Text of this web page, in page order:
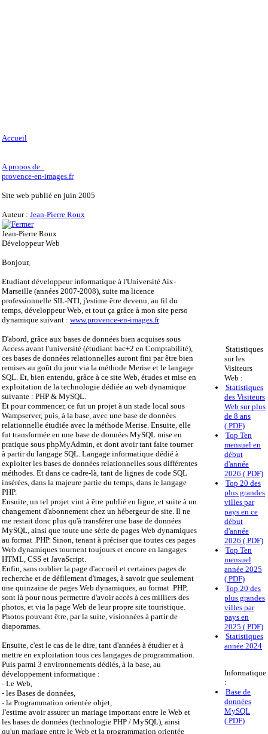
Accueil
A propos de :
provence-en-images.fr
Site web publié en juin 2005
Auteur : Jean-Pierre Roux
Jean-Pierre Roux
Développeur Web
Bonjour,
Etudiant développeur informatique à l'Université Aix-
Marseille (années 2007-2008), suite ma licence
professionnelle SIL-NTI, j'estime être devenu, au fil du
temps, développeur Web, et tout ça grâce à mon site perso
dynamique suivant : www.provence-en-images.fr
D'abord, grâce aux bases de données bien acquises sous
Access avant l'université (étudiant bac+2 en Comptabilité),
ces bases de données relationnelles auront fini par être bien
remises au goût du jour via la méthode Merise et le langage
SQL. Et, bien entendu, grâce à ce site Web, études et mise en
exploitation de la technologie dédiée au web dynamique
suivante : PHP & MySQL.
Et pour commencer, ce fut un projet à un stade local sous
Wampserver, puis, à la base, avec une base de données
relationnelle étudiée avec la méthode Merise. Ensuite, elle
fut transformée en une base de données MySQL mise en
pratique sous phpMyAdmin, et dont avoir tant faite tourner
à partir du langage SQL. Langage informatique dédié à
exploiter les bases de données relationnelles sous différentes
méthodes. Et dans ce cadre-là, tant de lignes de code SQL
insérées, dans la majeure partie du temps, dans le langage
PHP.
Ensuite, un tel projet vint à être publié en ligne, et suite à un
changement d'abonnement chez un hébergeur de site. Il ne
me restait donc plus qu'à transférer une base de données
MySQL, ainsi que toute une série de pages Web dynamiques
au format .PHP. Sinon, tenant à préciser que toutes ces pages
Web dynamiques tournent toujours et encore en langages
HTML, CSS et JavaScript.
Enfin, sans oublier la page d'accueil et certaines pages de
recherche et de défilement d'images, à savoir que seulement
une quinzaine de pages Web dynamiques, au format .PHP,
sont là pour nous permettre d'avoir accès à ces milliers des
photos, et via la page Web de leur propre site touristique.
Photos pouvant être, par la suite, visionnées à partir de
diaporamas.
Ensuite, c'est le cas de le dire, tant d'années à étudier et à
mettre en exploitation tous ces langages de programmation.
Puis parmi 3 environnements dédiés, à la base, au
développement informatique :
- Le Web,
- les Bases de données,
- la Programmation orientée objet,
J'estime avoir assurer un mariage important entre le Web et
les bases de données (technologie PHP / MySQL), ainsi
qu'un mariage entre le Web et la programmation orientée
Statistiques
sur les
Visiteurs
Web :
Statistiques
des Visiteurs
Web sur plus
de 8 ans
(.PDF)
Top Ten
mensuel en
début
d'année
2026 (.PDF)
Top 20 des
plus grandes
villes par
pays en ce
début
d'année
2026 (.PDF)
Top Ten
mensuel
année 2025
(.PDF)
Top 20 des
plus grandes
villes par
pays en
2025 (.PDF)
Statistiques
année 2024
Informatique
:
Base de
données
MySQL
(.PDF)